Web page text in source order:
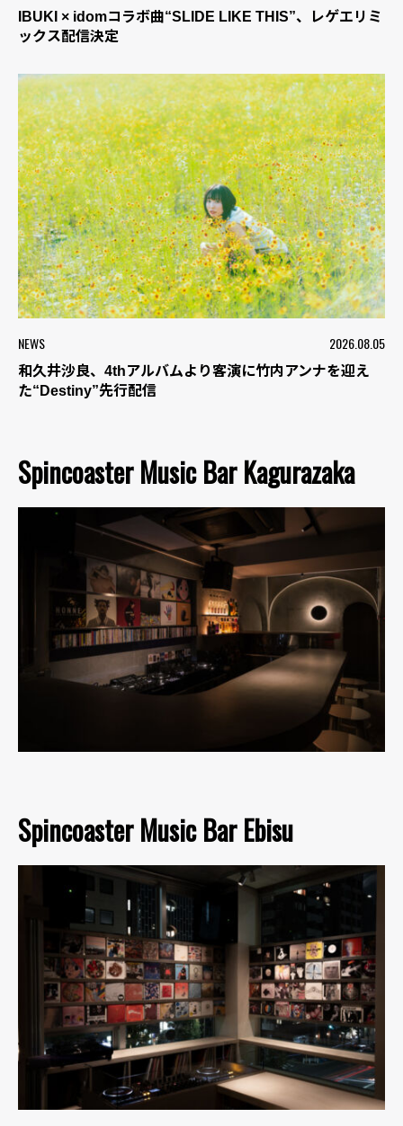
IBUKI × idomコラボ曲“SLIDE LIKE THIS”、レゲエリミ
ックス配信決定
NEWS 2026.08.05
和久井沙良、4thアルバムより客演に竹内アンナを迎え
た“Destiny”先行配信
Spincoaster Music Bar Kagurazaka
Spincoaster Music Bar Ebisu